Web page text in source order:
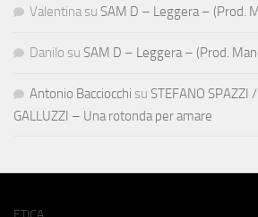
Valentina su SAM D – Leggera – (Prod.
Danilo su SAM D – Leggera – (Prod.
Antonio Bacciocchi su STEFANO SPAZZI
GALLUZZI – Una rotonda per amare